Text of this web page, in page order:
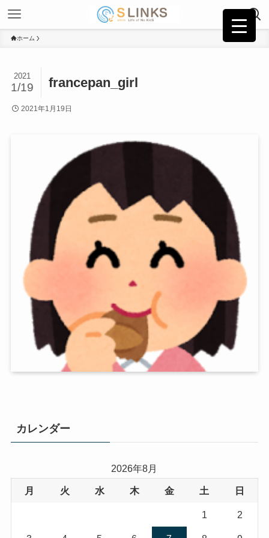
ホーム
francepan_girl
2021
1/19
2021年1月19日
カレンダー
2026年8月
月 火 水 木 金 土 日
1 2